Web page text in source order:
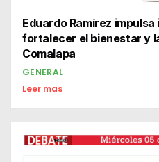
Eduardo Ramírez
fortalecer el bienestar y
Comalapa
GENERAL
Leer mas